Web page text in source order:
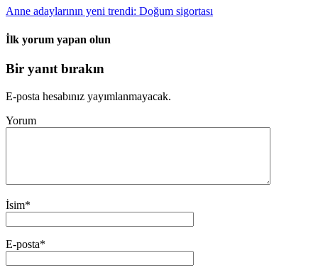
Anne adaylarının yeni trendi: Doğum sigortası
İlk yorum yapan olun
Bir yanıt bırakın
E-posta hesabınız yayımlanmayacak.
Yorum
İsim*
E-posta*